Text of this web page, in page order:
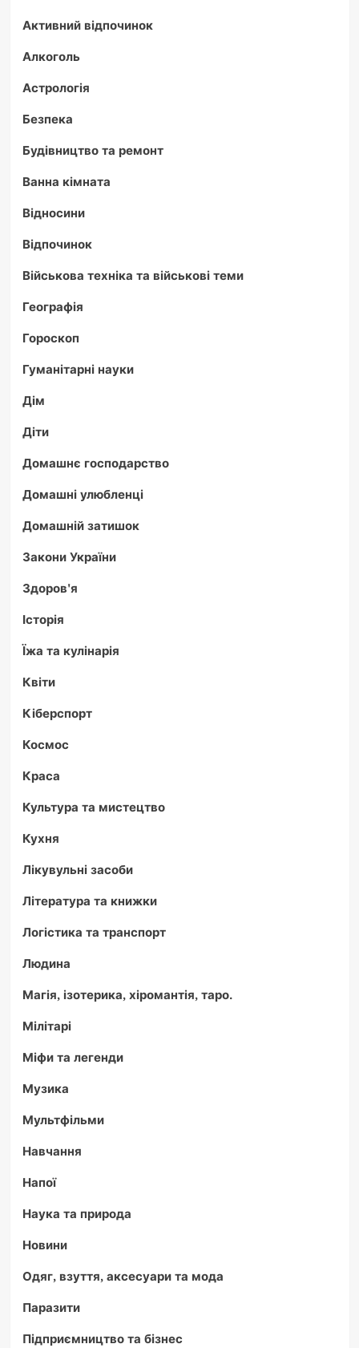
Активний відпочинок
Алкоголь
Астрологія
Безпека
Будівництво та ремонт
Ванна кімната
Відносини
Відпочинок
Військова техніка та військові теми
Географія
Гороскоп
Гуманітарні науки
Дім
Діти
Домашнє господарство
Домашні улюбленці
Домашній затишок
Закони України
Здоров'я
Історія
Їжа та кулінарія
Квіти
Кіберспорт
Космос
Краса
Культура та мистецтво
Кухня
Лікувульні засоби
Література та книжки
Логістика та транспорт
Людина
Магія, ізотерика, хіромантія, таро.
Мілітарі
Міфи та легенди
Музика
Мультфільми
Навчання
Напої
Наука та природа
Новини
Одяг, взуття, аксесуари та мода
Паразити
Підприємництво та бізнес